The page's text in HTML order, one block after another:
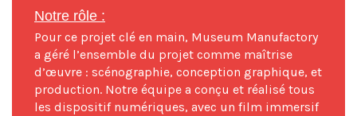
Notre rôle :
Pour ce projet clé en main, Museum Manufactory
a géré l’ensemble du projet comme maîtrise
d’œuvre : scénographie, conception graphique, et
production. Notre équipe a conçu et réalisé tous
les dispositif numériques, avec un film immersif